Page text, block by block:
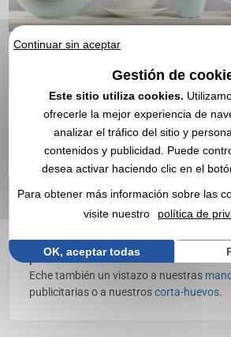
Hierro para marcar
personalizado con
Mayorista
Descubra nuestroshierros para marcar
personalizables con su logo ✔️
Mayorista de artículos publicitarios,
Elija nuestroshierros para marcar
personalizados como medios de
Eche también un vistazo a nuestras
publicitarias o a nuestroscorta-huevos.
Continuar sin aceptar
Gestión de
Este sitio utiliza cookies.
ofrecerle la mejor experiencia de
analizar el tráfico del sitio y
contenidos y publicidad. Puede
desea activar haciendo clic en el
Para obtener más información sobre las
visite nuestro
política de
OK, aceptar todas